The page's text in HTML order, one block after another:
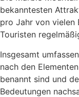
bekanntesten
pro Jahr von vielen
Touristen
Insgesamt
nach den
benannt sind und
Bedeutungen